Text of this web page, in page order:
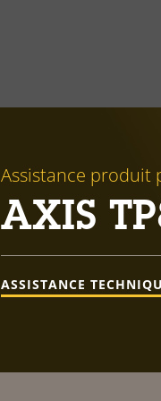
Assistance produit
AXIS
ASSISTANCE